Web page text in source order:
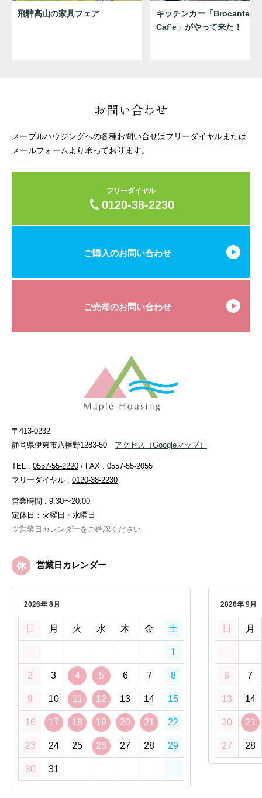
飛騨高山の家具フェア
キッチンカー「Brocante
Caf’e」がやって来た！
お問い合わせ
メープルハウジングへの各種お問い合せはフリーダイヤルまたは
メールフォームより承っております。
フリーダイヤル
0120-38-2230
ご購入のお問い合わせ
ご売却のお問い合わせ
〒413-0232
静岡県伊東市八幡野1283-50
アクセス （Googleマップ）
TEL : 0557-55-2220 / FAX : 0557-55-2055
フリーダイヤル : 0120-38-2230
営業時間 : 9:30〜20:00
定休日：火曜日・水曜日
※営業日カレンダーをご確認ください
営業日カレンダー
2026年 8月
日 月 火 水 木 金 土
1
2 3 4 5 6 7 8
9 10 11 12 13 14 15
16 17 18 19 20 21 22
23 24 25 26 27 28 29
30 31
2026年 9月
日 月
6 7
13 14
20 21
27 28